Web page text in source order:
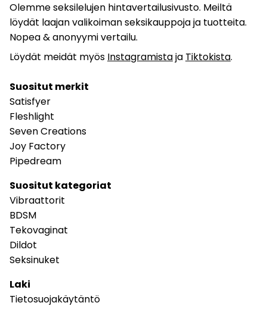
Olemme seksilelujen hintavertailusivusto. Meiltä
löydät laajan valikoiman seksikauppoja ja tuotteita.
Nopea & anonyymi vertailu.
Löydät meidät myös Instagramistaja Tiktokista.
Suositut merkit
Satisfyer
Fleshlight
Seven Creations
Joy Factory
Pipedream
Suositut kategoriat
Vibraattorit
BDSM
Tekovaginat
Dildot
Seksinuket
Laki
Tietosuojakäytäntö